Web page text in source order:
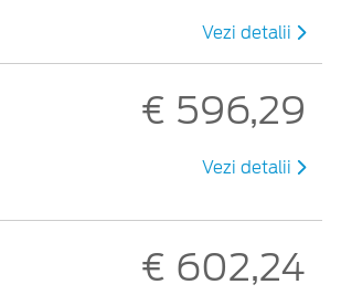
Vezi detalii
€ 596,29
Vezi detalii
€ 602,24